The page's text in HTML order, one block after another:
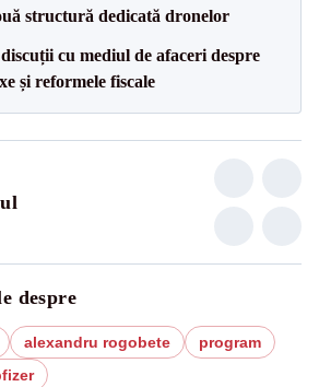
structură dedicată dronelor
cu mediul de afaceri despre
și reformele fiscale
despre
alexandru rogobete
program